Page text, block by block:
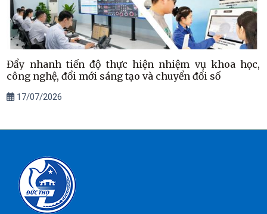
Đẩy nhanh tiến độ thực hiện nhiệm vụ khoa học,
công nghệ, đổi mới sáng tạo và chuyển đổi số
17/07/2026